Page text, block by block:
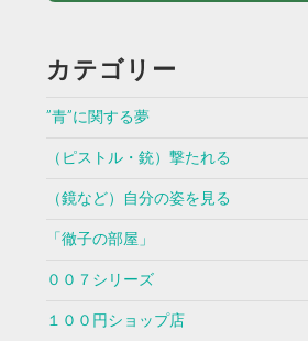
カテゴリー
”青”に関する夢
（ピストル・銃）撃たれる
（鏡など）自分の姿を見る
「徹子の部屋」
００７シリーズ
１００円ショップ店